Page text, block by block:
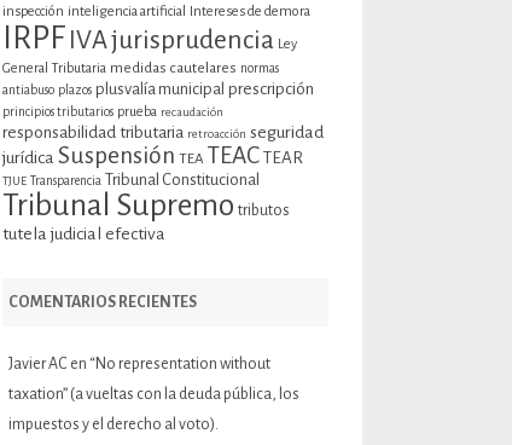
inspección inteligencia artificial Intereses de demora
IRPF IVAjurisprudencia Ley
General Tributaria medidas cautelares normas
antiabuso plazos plusvalía municipal prescripción
principios tributarios prueba recaudación
responsabilidad tributaria retroacción seguridad
jurídica Suspensión TEA TEAC TEAR
TJUE Transparencia Tribunal Constitucional
Tribunal Supremo tributos
tutela judicial efectiva
COMENTARIOS RECIENTES
Javier AC en “No representation without
taxation” (a vueltas con la deuda pública, los
impuestos y el derecho al voto).